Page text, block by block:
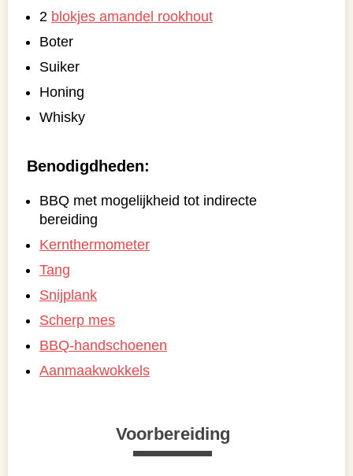
2 blokjes amandel rookhout
Boter
Suiker
Honing
Whisky
Benodigdheden:
BBQ met mogelijkheid tot indirecte
bereiding
Kernthermometer
Tang
Snijplank
Scherp mes
BBQ-handschoenen
Aanmaakwokkels
Voorbereiding